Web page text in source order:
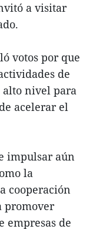
a visitar
votos por que
de
alto nivel para
acelerar el
impulsar aún
la
cooperación
promover
empresas de